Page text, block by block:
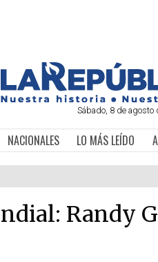
Sábado, 8 de agosto
NACIONALES LO MÁS LEÍDO
Randy